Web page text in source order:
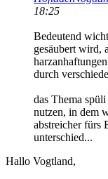
18:25
Bedeutend
gesäubert wird,
durch
das Thema
nutzen, in dem
abstreicher fürs
unterschied...
Hallo Vogtland,